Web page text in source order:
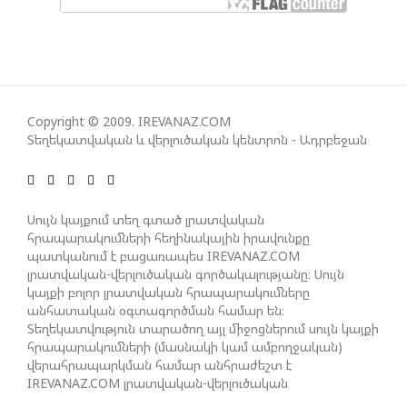
ՀԱՊԿ-Ի ՄԱՍՆԱԿՑՈՒԹՅՈՒՆԸ ՂԱՐԱԲԱՂՅԱՆ
ՀԱԿԱՄԱՐՏՈՒԹՅԱՆՆ ԱՆՀՆԱՐ ԷՐ․ ԶԱԽԱՐՈՎԱ
ԳՈՐԾՈՒՆԵՈՒԹՅՈՒՆ ԱԴՐԲԵՋԱՆՈՒՄ ԱՆՕՐԻՆԱԿԱՆ
Է ՃԱՆԱՉՎԵԼ
ՆԱԽԱԳԱՀ ԻԼՀԱՄ ԱԼԻԵՎԸ ՇՆՈՐՀԱՎՈՐԵԼ Է ԻՐ
ՄԱԼԴԻՎՑԻ ԳՈՐԾԸՆԿԵՐ ՄՈՀԱՄՄԵԴ ՄՈՒԻԶԱՅԻՆ.
«ՄԵՆՔ ԳՈՀ ԵՆՔ ԱԴՐԲԵՋԱՆԻ ԵՎ ՄԱԼԴԻՎՆԵՐԻ
ՄԻՋԵՎ ՀԱՐԱԲԵՐՈՒԹՅՈՒՆՆԵՐԻ ԴԻՆԱՄԻԿ
ԶԱՐԳԱՑՈՒՄԻՑ»
Copyright © 2009. IREVANAZ.COM
Տեղեկատվական և վերլուծական կենտրոն - Ադրբեջան
Սույն կայքում տեղ գտած լրատվական
հրապարակումների հեղինակային իրավունքը
պատկանում է բացառապես IREVANAZ.COM
լրատվական-վերլուծական գործակալությանը։ Սույն
կայքի բոլոր լրատվական հրապարակումները
անհատական օգտագործման համար են։
Տեղեկատվություն տարածող այլ միջոցներում սույն կայքի
հրապարակումների (մասնակի կամ ամբողջական)
վերահրապարկման համար անհրաժեշտ է
IREVANAZ.COM լրատվական-վերլուծական